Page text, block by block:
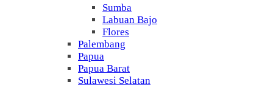
Sumba
Labuan Bajo
Flores
Palembang
Papua
Papua Barat
Sulawesi Selatan